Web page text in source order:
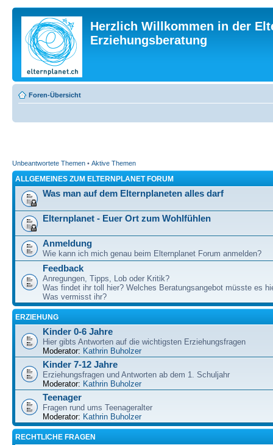
Herzlich Willkommen in der
Erziehungsberatung
Foren-Übersicht
Unbeantwortete Themen • Aktive Themen
ALLGEMEINES ZUM ELTERNPLANET FORUM
Was man auf dem Elternplaneten alles darf
Elternplanet - Euer Ort zum Wohlfühlen
Anmeldung
Wie kann ich mich genau beim Elternplanet Forum anmelden?
Feedback
Anregungen, Tipps, Lob oder Kritik?
Was findet ihr toll hier? Welches Beratungsangebot müsste es
Was vermisst ihr?
ERZIEHUNG
Kinder 0-6 Jahre
Hier gibts Antworten auf die wichtigsten Erziehungsfragen
Moderator: Kathrin Buholzer
Kinder 7-12 Jahre
Erziehungsfragen und Antworten ab dem 1. Schuljahr
Moderator: Kathrin Buholzer
Teenager
Fragen rund ums Teenageralter
Moderator: Kathrin Buholzer
RECHTLICHE FRAGEN